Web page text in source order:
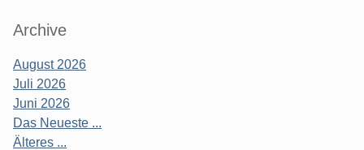
Archive
August 2026
Juli 2026
Juni 2026
Das Neueste ...
Älteres ...